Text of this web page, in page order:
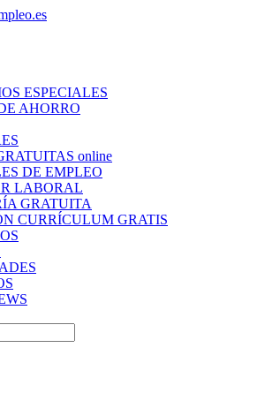
ESPECIALES
AHORRO
online
DE EMPLEO
LABORAL
GRATUITA
CURRÍCULUM GRATIS